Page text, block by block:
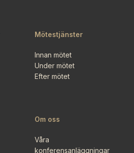
Mötestjänster
Innan mötet
Under mötet
Efter mötet
Om oss
Våra
konferensanläggningar